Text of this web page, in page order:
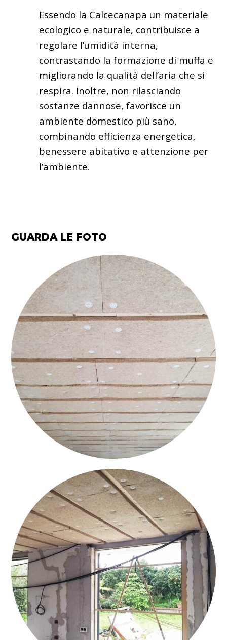
Essendo la Calcecanapa un materiale
ecologico e naturale, contribuisce a
regolare l’umidità interna,
contrastando la formazione di muffa e
migliorando la qualità dell’aria che si
respira. Inoltre, non rilasciando
sostanze dannose, favorisce un
ambiente domestico più sano,
combinando efficienza energetica,
benessere abitativo e attenzione per
l’ambiente.
GUARDA LE FOTO